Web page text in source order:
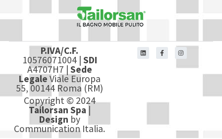
P.IVA/C.F.
10576071004 | SDI
A4707H7 | Sede
Legale Viale Europa
55, 00144 Roma (RM)
Copyright © 2024
Tailorsan Spa |
Design by
Communication Italia.